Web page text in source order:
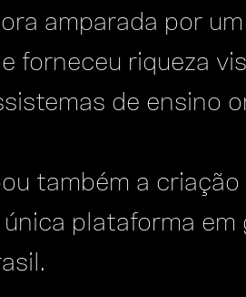
amparada por
forneceu riqueza
de ensino
também a
plataforma